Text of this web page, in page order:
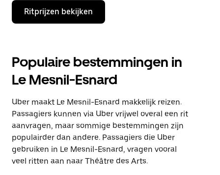
Druk
de
de
agenda
te
openen
een
datum
selecteren.
Druk
op
Escape
om
Ritprijzen bekijken
Populaire bestemmingen in
Le Mesnil-Esnard
Uber maakt Le Mesnil-Esnard makkelijk reizen.
Passagiers kunnen via Uber vrijwel overal een rit
aanvragen, maar sommige bestemmingen zijn
populairder dan andere. Passagiers die Uber
gebruiken in Le Mesnil-Esnard, vragen vooral
veel ritten aan naar Théâtre des Arts.